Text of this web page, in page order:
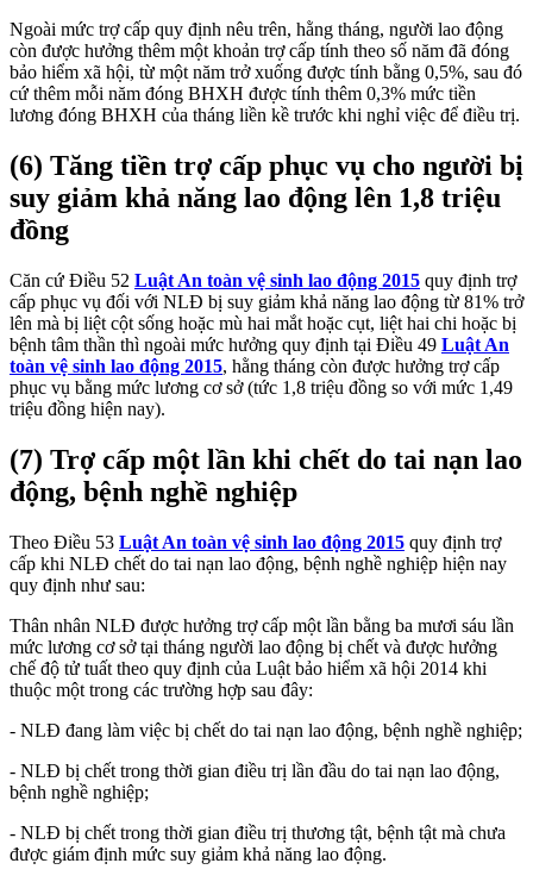
Ngoài mức trợ cấp quy định nêu trên, hằng tháng, người lao động
còn được hưởng thêm một khoản trợ cấp tính theo số năm đã đóng
bảo hiểm xã hội, từ một năm trở xuống được tính bằng 0,5%, sau đó
cứ thêm mỗi năm đóng BHXH được tính thêm 0,3% mức tiền
lương đóng BHXH của tháng liền kề trước khi nghỉ việc để điều trị.
(6) Tăng tiền trợ cấp phục vụ cho người bị
suy giảm khả năng lao động lên 1,8 triệu
đồng
Căn cứ Điều 52 Luật An toàn vệ sinh lao động 2015 quy định trợ
cấp phục vụ đối với NLĐ bị suy giảm khả năng lao động từ 81% trở
lên mà bị liệt cột sống hoặc mù hai mắt hoặc cụt, liệt hai chi hoặc bị
bệnh tâm thần thì ngoài mức hưởng quy định tại Điều 49 Luật An
toàn vệ sinh lao động 2015, hằng tháng còn được hưởng trợ cấp
phục vụ bằng mức lương cơ sở (tức 1,8 triệu đồng so với mức 1,49
triệu đồng hiện nay).
(7) Trợ cấp một lần khi chết do tai nạn lao
động, bệnh nghề nghiệp
Theo Điều 53 Luật An toàn vệ sinh lao động 2015 quy định trợ
cấp khi NLĐ chết do tai nạn lao động, bệnh nghề nghiệp hiện nay
quy định như sau:
Thân nhân NLĐ được hưởng trợ cấp một lần bằng ba mươi sáu lần
mức lương cơ sở tại tháng người lao động bị chết và được hưởng
chế độ tử tuất theo quy định của Luật bảo hiểm xã hội 2014 khi
thuộc một trong các trường hợp sau đây:
- NLĐ đang làm việc bị chết do tai nạn lao động, bệnh nghề nghiệp;
- NLĐ bị chết trong thời gian điều trị lần đầu do tai nạn lao động,
bệnh nghề nghiệp;
- NLĐ bị chết trong thời gian điều trị thương tật, bệnh tật mà chưa
được giám định mức suy giảm khả năng lao động.